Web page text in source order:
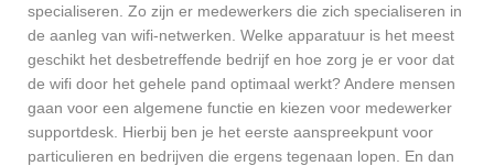
specialiseren. Zo zijn er medewerkers die zich specialiseren in
de aanleg van wifi-netwerken. Welke apparatuur is het meest
geschikt het desbetreffende bedrijf en hoe zorg je er voor dat
de wifi door het gehele pand optimaal werkt? Andere mensen
gaan voor een algemene functie en kiezen voor medewerker
supportdesk. Hierbij ben je het eerste aanspreekpunt voor
particulieren en bedrijven die ergens tegenaan lopen. En dan